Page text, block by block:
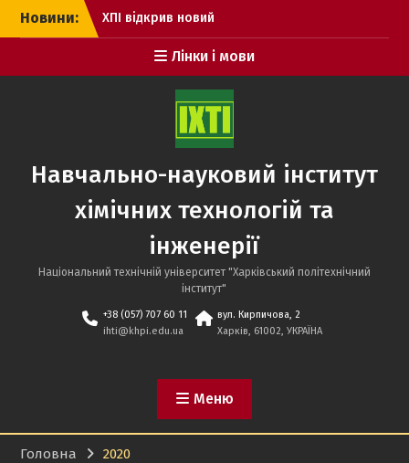
Перейти
Новини:
ХПІ відкрив новий
інститут для підготовки
фармацевтів
Новий курс підготовки
до НМТ. РЕЄСТРАЦІЯ
Дні відкритих дверей НТУ
«ХПІ» з роботодавцями
Лінки і мови
Навчально-науковий інститут
хімічних технологій та
інженерії
Національний технічній університет "Харківський політехнічний
інститут"
+38 (057) 707 60 11
ihti@khpi.edu.ua
вул. Кирпичова, 2
Харків, 61002, УКРАЇНА
Меню
Головна 2020